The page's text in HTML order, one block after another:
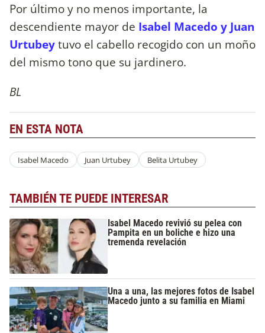
Por último y no menos importante, la
descendiente mayor de Isabel Macedo y Juan
Urtubeytuvo el cabello recogido con un moño
del mismo tono que su jardinero.
BL
EN ESTA NOTA
Isabel Macedo Juan Urtubey Belita Urtubey
TAMBIÉN TE PUEDE INTERESAR
Isabel Macedo revivió su pelea con
Pampita en un boliche e hizo una
tremenda revelación
Una a una, las mejores fotos de Isabel
Macedo junto a su familia en Miami